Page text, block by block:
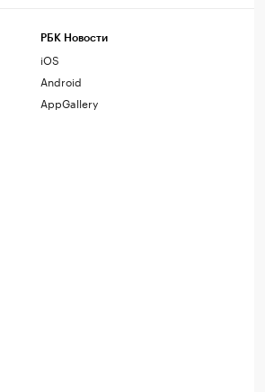
РБК Новости
iOS
Android
AppGallery